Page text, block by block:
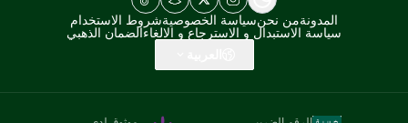
المدونةمن نحنسياسة الخصوصيةشروط الاستخدام
سياسة الاستبدال و الاسترجاع و الالغاءالضمان الذهبي